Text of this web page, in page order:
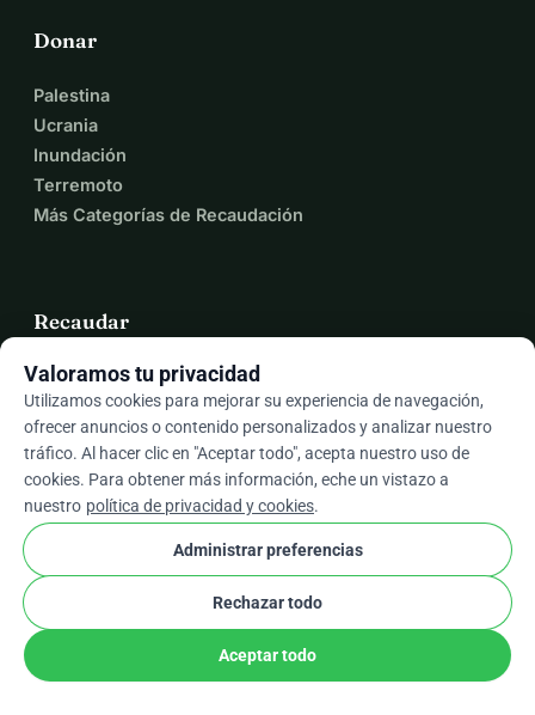
Donar
Palestina
Ucrania
Inundación
Terremoto
Más Categorías de Recaudación
Recaudar
Crear una Recaudación en WhyDonate
Cómo Crear una Recaudación de Fondos en
WhyDonate
Guías de Recaudación de Fondos
Recaudación de Fondos para Organizaciones
Por Qué Confiar en WhyDonate
Funciones de la Plataforma
Crowdfunding Global
Valoramos tu privacidad
Utilizamos cookies para mejorar su experiencia de navegación,
ofrecer anuncios o contenido personalizados y analizar nuestro
tráfico. Al hacer clic en "Aceptar todo", acepta nuestro uso de
cookies. Para obtener más información, eche un vistazo a
nuestro política de privacidad y cookies.
Administrar preferencias
Rechazar todo
Aceptar todo